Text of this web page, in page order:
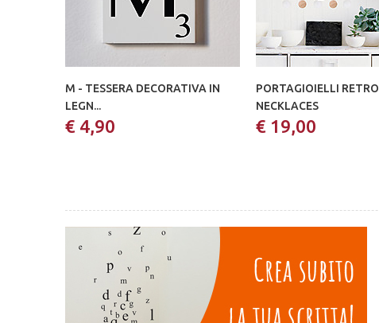
M - TESSERA DECORATIVA IN
LEGN...
€ 4,90
PORTAGIOIELLI RETRO
NECKLACES
€ 19,00